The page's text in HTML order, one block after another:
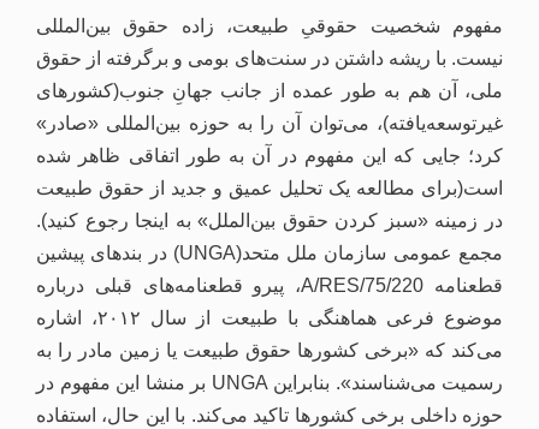
مفهوم شخصیت حقوقیِ طبیعت، زاده‌ حقوق بین‌المللی
نیست. با ریشه داشتن در سنت‌های بومی و برگرفته از حقوق
ملی، آن هم به طور عمده از جانب جهانِ جنوب(کشورهای
غیرتوسعه‌یافته)، می‌توان آن را به حوزه بین‌المللی «صادر»
کرد؛ جایی که این مفهوم در آن به طور اتفاقی ظاهر شده
است(برای مطالعه‌ یک تحلیل عمیق و جدید از حقوق طبیعت
در زمینه‌ «سبز کردن حقوق بین‌الملل» به اینجا رجوع کنید).
مجمع عمومی سازمان ملل متحد(UNGA) در بندهای پیشین
قطعنامه A/RES/75/220، پیرو قطعنامه‌های قبلی درباره
موضوع فرعی هماهنگی با طبیعت از سال ۲۰۱۲، اشاره
می‌کند که «برخی کشورها حقوق طبیعت یا زمین مادر را به
رسمیت می‌شناسند». بنابراین UNGA بر منشا این مفهوم در
حوزه داخلی برخی کشورها تاکید می‌کند. با این حال، استفاده